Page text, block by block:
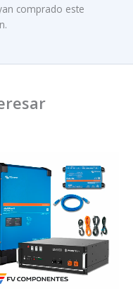
comprado este